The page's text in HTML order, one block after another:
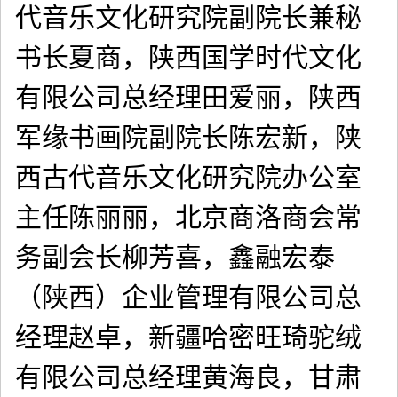
代音乐文化研究院副院长兼秘
书长夏商，陕西国学时代文化
有限公司总经理田爱丽，陕西
军缘书画院副院长陈宏新，陕
西古代音乐文化研究院办公室
主任陈丽丽，北京商洛商会常
务副会长柳芳喜，鑫融宏泰
（陕西）企业管理有限公司总
经理赵卓，新疆哈密旺琦驼绒
有限公司总经理黄海良，甘肃